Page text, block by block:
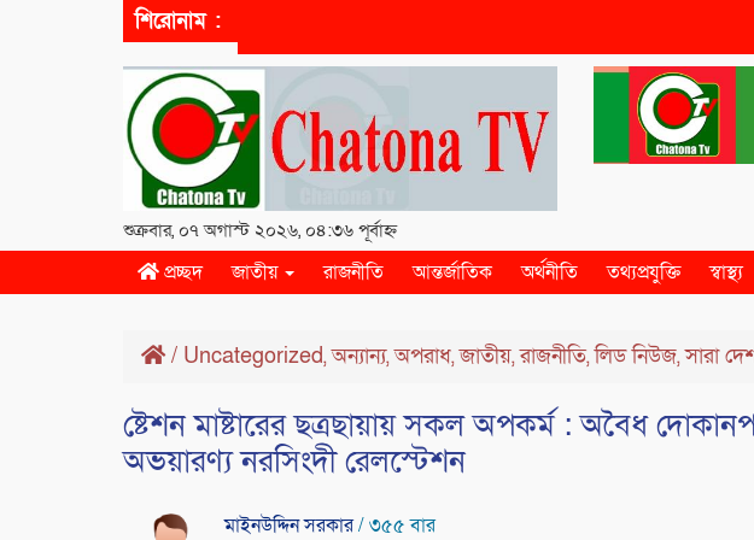
শিরোনাম :
শুক্রবার, ০৭ অগাস্ট ২০২৬, ০৪:৩৬ পূর্বাহ্ন
প্রচ্ছদ জাতীয় রাজনীতি আন্তর্জাতিক অর্থনীতি তথ্যপ্রযুক্তি স্বাস্থ্য
/ Uncategorized,অন্যান্য,অপরাধ,জাতীয়,রাজনীতি,লিড নিউজ,সারা
ষ্টেশন মাষ্টারের ছত্রছায়ায় সকল অপকর্ম : অবৈধ
অভয়ারণ্য নরসিংদী রেলস্টেশন
মাইনউদ্দিন সরকার/ ৩৫৫ বার